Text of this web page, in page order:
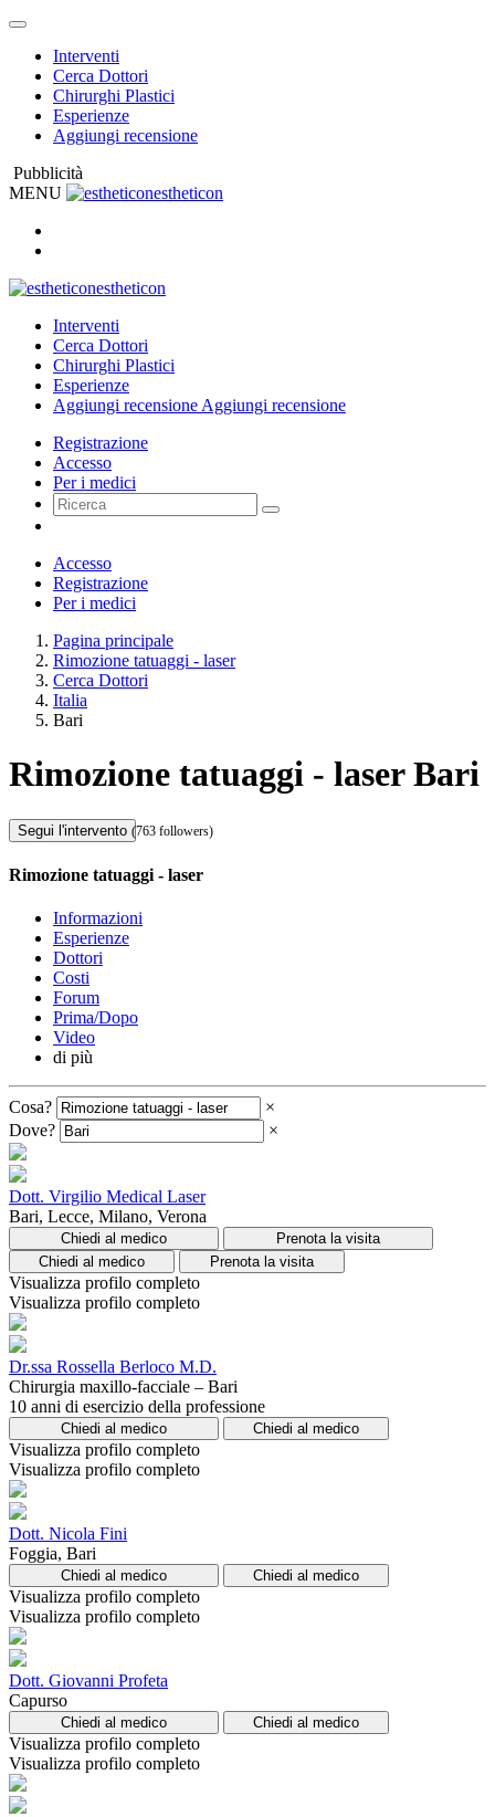
Interventi
Cerca Dottori
Chirurghi Plastici
Esperienze
Aggiungi recensione
Pubblicità
MENU
estheticon
estheticon
Interventi
Cerca Dottori
Chirurghi Plastici
Esperienze
Aggiungi recensione Aggiungi recensione
Registrazione
Accesso
Per i medici
Accesso
Registrazione
Per i medici
Pagina principale
Rimozione tatuaggi - laser
Cerca Dottori
Italia
Bari
Rimozione tatuaggi - laser Bari
Segui l'intervento (763 followers)
Rimozione tatuaggi - laser
Informazioni
Esperienze
Dottori
Costi
Forum
Prima/Dopo
Video
di più
Cosa?
×
Dove?
×
Dott. Virgilio Medical Laser
Bari, Lecce, Milano, Verona
Chiedi al medico
Prenota la visita
Chiedi al medico
Prenota la visita
Visualizza profilo completo
Visualizza profilo completo
Dr.ssa Rossella Berloco M.D.
Chirurgia maxillo-facciale – Bari
10 anni di esercizio della professione
Chiedi al medico Chiedi al medico
Visualizza profilo completo
Visualizza profilo completo
Dott. Nicola Fini
Foggia, Bari
Chiedi al medico Chiedi al medico
Visualizza profilo completo
Visualizza profilo completo
Dott. Giovanni Profeta
Capurso
Chiedi al medico Chiedi al medico
Visualizza profilo completo
Visualizza profilo completo